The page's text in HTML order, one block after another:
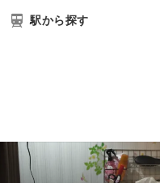
駅から探す